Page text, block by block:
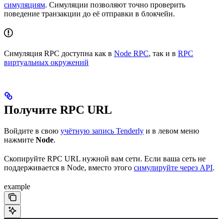
симуляциям. Симуляции позволяют точно проверить
поведение транзакции до её отправки в блокчейн.
Симуляция RPC доступна как в Node RPC, так и в RPC
виртуальных окружений
Получите RPC URL
Войдите в свою учётную запись Tenderly и в левом меню
нажмите Node.
Скопируйте RPC URL нужной вам сети. Если ваша сеть не
поддерживается в Node, вместо этого симулируйте через API.
example